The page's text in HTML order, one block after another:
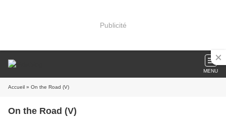
Publicité
MENU
Accueil » On the Road (V)
On the Road (V)